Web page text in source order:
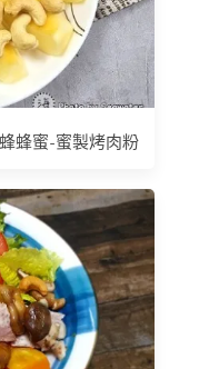
蜂蜜-蜜製烤肉粉